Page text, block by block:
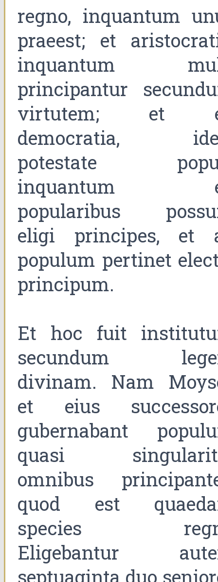
regno, inquantum
praeest; et
inquantum
principantur
virtutem; et
democratia,
potestate
inquantum
popularibus
eligi principes, et
populum pertinet
principum.
Et hoc fuit
secundum
divinam. Nam
et eius
gubernabant
quasi
omnibus
quod est
species
Eligebantur
septuaginta duo